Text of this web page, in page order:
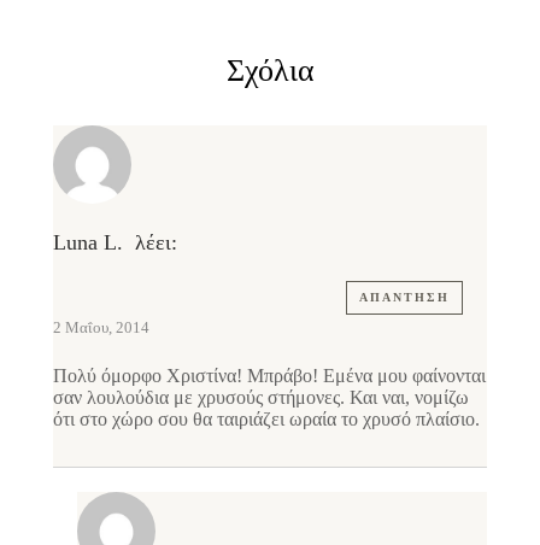
Σχόλια
Luna L. λέει:
ΑΠΆΝΤΗΣΗ
2 Μαΐου, 2014
Πολύ όμορφο Χριστίνα! Μπράβο! Εμένα μου φαίνονται
σαν λουλούδια με χρυσούς στήμονες. Και ναι, νομίζω
ότι στο χώρο σου θα ταιριάζει ωραία το χρυσό πλαίσιο.